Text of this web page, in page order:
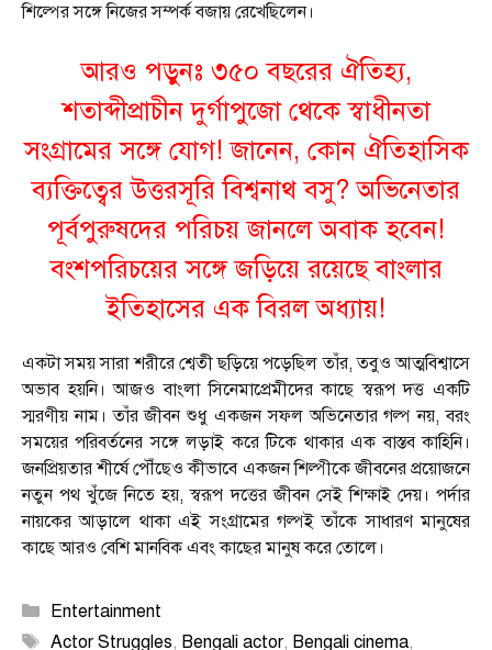
শিল্পের সঙ্গে নিজের সম্পর্ক বজায় রেখেছিলেন।
আরও পড়ুনঃ ৩৫০ বছরের ঐতিহ্য,
শতাব্দীপ্রাচীন দুর্গাপুজো থেকে স্বাধীনতা
সংগ্রামের সঙ্গে যোগ! জানেন, কোন ঐতিহাসিক
ব্যক্তিত্বের উত্তরসূরি বিশ্বনাথ বসু? অভিনেতার
পূর্বপুরুষদের পরিচয় জানলে অবাক হবেন!
বংশপরিচয়ের সঙ্গে জড়িয়ে রয়েছে বাংলার
ইতিহাসের এক বিরল অধ্যায়!
একটা সময় সারা শরীরে শ্বেতী ছড়িয়ে পড়েছিল তাঁর, তবুও আত্মবিশ্বাসে
অভাব হয়নি। আজও বাংলা সিনেমাপ্রেমীদের কাছে স্বরূপ দত্ত একটি
স্মরণীয় নাম। তাঁর জীবন শুধু একজন সফল অভিনেতার গল্প নয়, বরং
সময়ের পরিবর্তনের সঙ্গে লড়াই করে টিকে থাকার এক বাস্তব কাহিনি।
জনপ্রিয়তার শীর্ষে পৌঁছেও কীভাবে একজন শিল্পীকে জীবনের প্রয়োজনে
নতুন পথ খুঁজে নিতে হয়, স্বরূপ দত্তের জীবন সেই শিক্ষাই দেয়। পর্দার
নায়কের আড়ালে থাকা এই সংগ্রামের গল্পই তাঁকে সাধারণ মানুষের
কাছে আরও বেশি মানবিক এবং কাছের মানুষ করে তোলে।
Categories
Entertainment
Tags
Actor Struggles, Bengali actor, Bengali cinema,